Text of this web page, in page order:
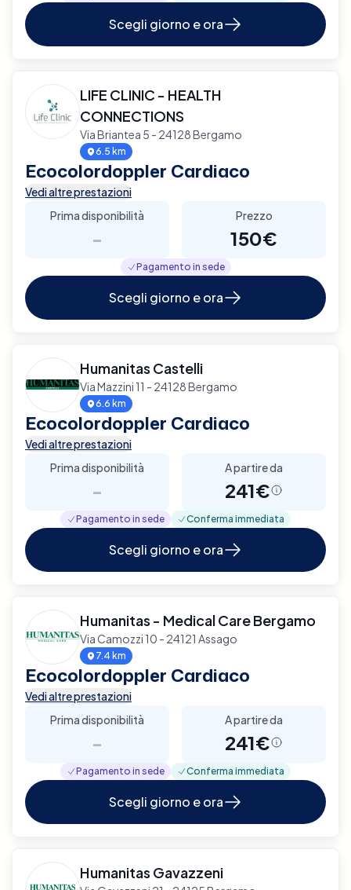
Scegli giorno e ora
LIFE CLINIC - HEALTH
CONNECTIONS
Via Briantea 5 - 24128 Bergamo
6.5 km
Ecocolordoppler Cardiaco
Vedi altre prestazioni
Prima disponibilità
-
Prezzo
150€
Pagamento in sede
Scegli giorno e ora
Humanitas Castelli
Via Mazzini 11 - 24128 Bergamo
6.6 km
Ecocolordoppler Cardiaco
Vedi altre prestazioni
Prima disponibilità
-
A partire da
241€
Pagamento in sede Conferma immediata
Scegli giorno e ora
Humanitas - Medical Care Bergamo
Via Camozzi 10 - 24121 Assago
7.4 km
Ecocolordoppler Cardiaco
Vedi altre prestazioni
Prima disponibilità
-
A partire da
241€
Pagamento in sede Conferma immediata
Scegli giorno e ora
Humanitas Gavazzeni